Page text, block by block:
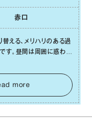
⾚⼝
える、メリハリのある過
す。昼間は周囲に惑わさ
は、疲れや寂しさから⽢
⼼にしっかりブレーキ
の切り替えが、あなたに
はずです。
more